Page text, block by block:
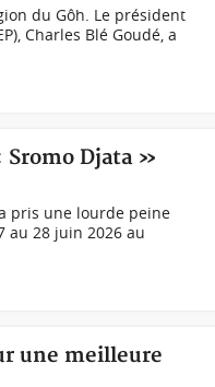
du Gôh. Le président
Charles Blé Goudé, a
Sromo Djata »
pris une lourde peine
au 28 juin 2026 au
une meilleure